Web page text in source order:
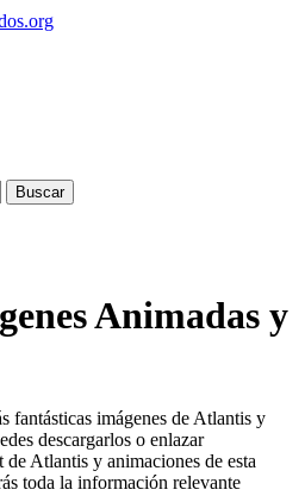
Buscar
Animadas y
fantásticas imágenes de Atlantis y
descargarlos o enlazar
Atlantis y animaciones de esta
toda la información relevante